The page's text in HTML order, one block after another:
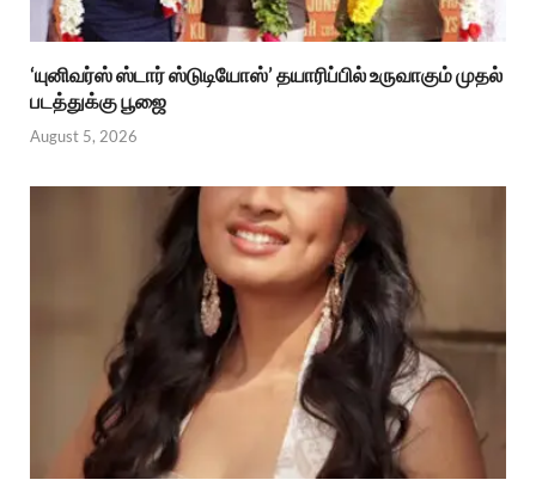
‘யுனிவர்ஸ் ஸ்டார் ஸ்டுடியோஸ்’ தயாரிப்பில் உருவாகும் முதல்
படத்துக்கு பூஜை
August 5, 2026